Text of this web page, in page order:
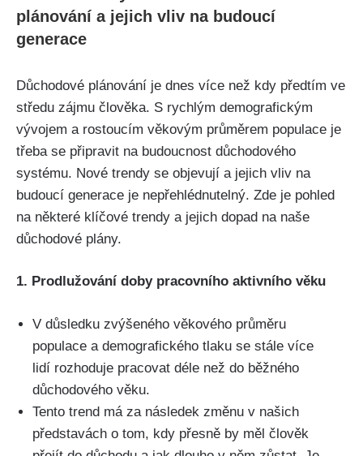
plánování a jejich vliv na budoucí
generace
Důchodové plánování je dnes více než kdy předtím ve
středu zájmu člověka. S rychlým demografickým
vývojem a rostoucím věkovým průměrem populace je
třeba se připravit na budoucnost důchodového
systému. Nové trendy se objevují a jejich vliv na
budoucí generace je nepřehlédnutelný. Zde je pohled
na některé klíčové trendy a jejich dopad na naše
důchodové plány.
1. Prodlužování doby pracovního aktivního věku
V důsledku zvýšeného věkového průměru
populace a demografického tlaku se stále více
lidí rozhoduje pracovat déle než do běžného
důchodového věku.
Tento trend má za následek změnu v našich
představách o tom, kdy přesně by měl člověk